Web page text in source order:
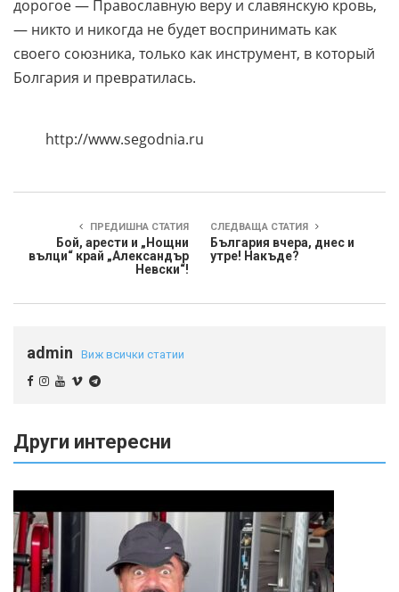
дорогое — Православную веру и славянскую кровь,
— никто и никогда не будет воспринимать как
своего союзника, только как инструмент, в который
Болгария и превратилась.
http://www.segodnia.ru
ПРЕДИШНА СТАТИЯ
Бой, арести и „Нощни
вълци“ край „Александър
Невски“!
СЛЕДВАЩА СТАТИЯ
България вчера, днес и
утре! Накъде?
admin Виж всички статии
Други интересни